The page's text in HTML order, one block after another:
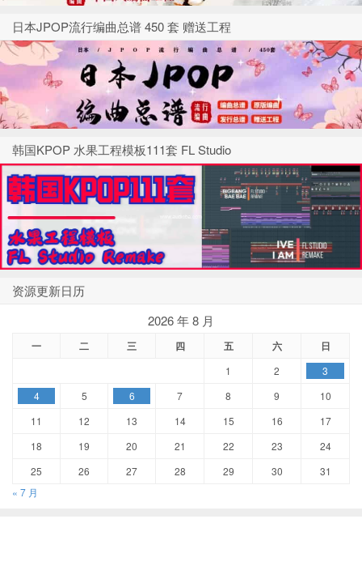
日本JPOP流行编曲总谱 450 套 赠送工程
韩国KPOP 水果工程模板111套 FL Studio
资源更新日历
2026 年 8 月
一 二 三 四 五 六 日
1 2
3
4
5 6 7 8 9
10
11
12 13 14 15 16
17
18
19 20 21 22 23
24
25
26 27 28 29 30
31
« 7 月